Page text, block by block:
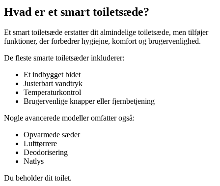
Hvad er et smart toiletsæde?
Et smart toiletsæde erstatter dit almindelige toiletsæde, men tilføjer
funktioner, der forbedrer hygiejne, komfort og brugervenlighed.
De fleste smarte toiletsæder inkluderer:
Et indbygget bidet
Justerbart vandtryk
Temperaturkontrol
Brugervenlige knapper eller fjernbetjening
Nogle avancerede modeller omfatter også:
Opvarmede sæder
Lufttørrere
Deodorisering
Natlys
Du beholder dit toilet.